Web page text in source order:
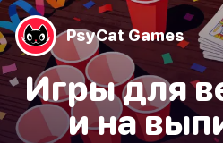
PsyCat Games
Игры для
и на